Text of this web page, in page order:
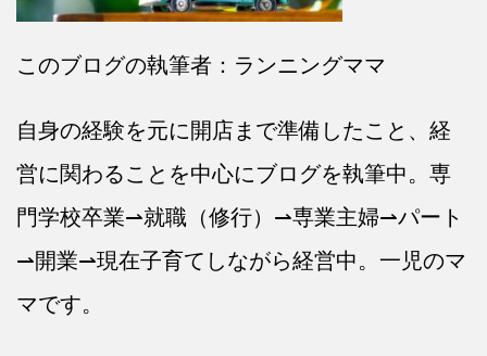
このブログの執筆者：ランニングママ
自身の経験を元に開店まで準備したこと、経
営に関わることを中心にブログを執筆中。専
門学校卒業⇀就職（修行）⇀専業主婦⇀パート
⇀開業⇀現在子育てしながら経営中。一児のマ
マです。